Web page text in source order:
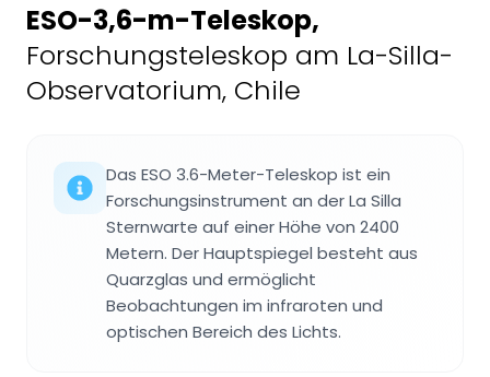
ESO-3,6-m-Teleskop,
Forschungsteleskop am La-Silla-
Observatorium, Chile
Das ESO 3.6-Meter-Teleskop ist ein
Forschungsinstrument an der La Silla
Sternwarte auf einer Höhe von 2400
Metern. Der Hauptspiegel besteht aus
Quarzglas und ermöglicht
Beobachtungen im infraroten und
optischen Bereich des Lichts.